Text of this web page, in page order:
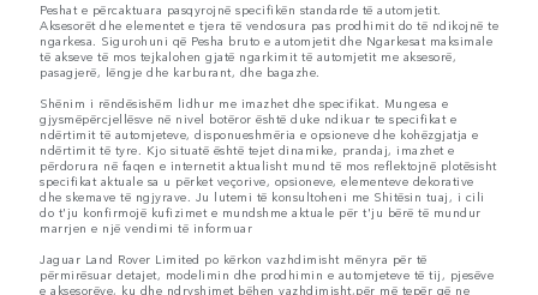
Peshat e përcaktuara pasqyrojnë specifikën standarde të automjetit.
Aksesorët dhe elementet e tjera të vendosura pas prodhimit do të ndikojnë te
ngarkesa. Sigurohuni që Pesha bruto e automjetit dhe Ngarkesat maksimale
të akseve të mos tejkalohen gjatë ngarkimit të automjetit me aksesorë,
pasagjerë, lëngje dhe karburant, dhe bagazhe.
Shënim i rëndësishëm lidhur me imazhet dhe specifikat. Mungesa e
gjysmëpërcjellësve në nivel botëror është duke ndikuar te specifikat e
ndërtimit të automjeteve, disponueshmëria e opsioneve dhe kohëzgjatja e
ndërtimit të tyre. Kjo situatë është tejet dinamike, prandaj, imazhet e
përdorura në faqen e internetit aktualisht mund të mos reflektojnë plotësisht
specifikat aktuale sa u përket veçorive, opsioneve, elementeve dekorative
dhe skemave të ngjyrave. Ju lutemi të konsultoheni me Shitësin tuaj, i cili
do t'ju konfirmojë kufizimet e mundshme aktuale për t'ju bërë të mundur
marrjen e një vendimi të informuar
Jaguar Land Rover Limited po kërkon vazhdimisht mënyra për të
përmirësuar detajet, modelimin dhe prodhimin e automjeteve të tij, pjesëve
e aksesorëve, ku dhe ndryshimet bëhen vazhdimisht,për më tepër që ne